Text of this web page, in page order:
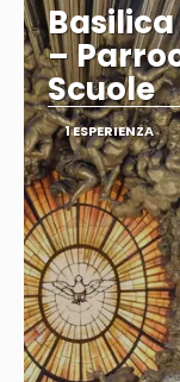
Basilica
–
Scuole
1 ESPERIENZA